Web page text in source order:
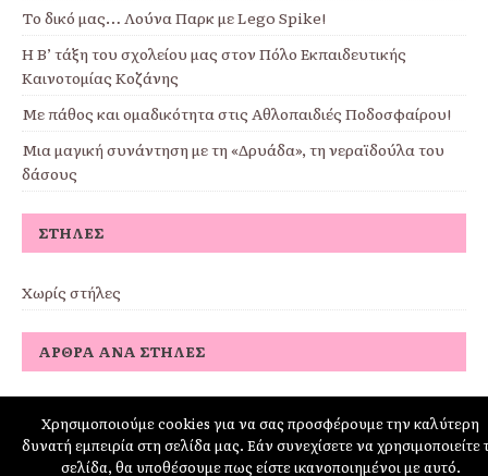
Το δικό μας… Λούνα Παρκ με Lego Spike!
Η Β’ τάξη του σχολείου μας στον Πόλο Εκπαιδευτικής
Καινοτομίας Κοζάνης
Με πάθος και ομαδικότητα στις Αθλοπαιδιές Ποδοσφαίρου!
Μια μαγική συνάντηση με τη «Δρυάδα», τη νεραϊδούλα του
δάσους
ΣΤΉΛΕΣ
Χωρίς στήλες
ΆΡΘΡΑ ΑΝΆ ΣΤΉΛΕΣ
schoolpress.sch.gr
Χρησιμοποιούμε cookies για να σας προσφέρουμε την καλύτερη
δυνατή εμπειρία στη σελίδα μας. Εάν συνεχίσετε να χρησιμοποιείτε
σελίδα, θα υποθέσουμε πως είστε ικανοποιημένοι με αυτό.